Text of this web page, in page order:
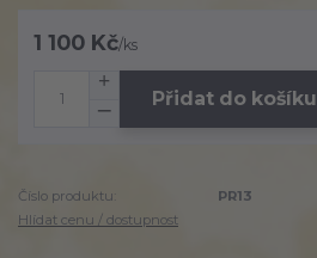
1 100 Kč/ks
Přidat do košíku
Číslo produktu:
PR13
Hlídat cenu / dostupnost